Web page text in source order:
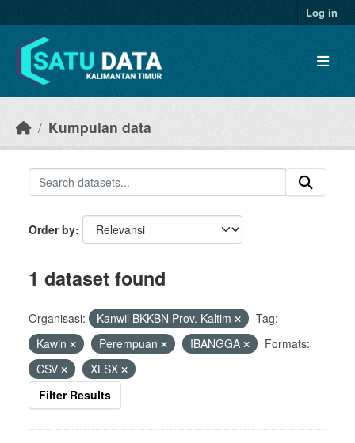
Log in
Kumpulan data
Order by
1 dataset found
Organisasi: Kanwil BKKBN Prov. Kaltim
Tag:
Kawin
Perempuan IBANGGA
Formats:
CSV
XLSX
Filter Results